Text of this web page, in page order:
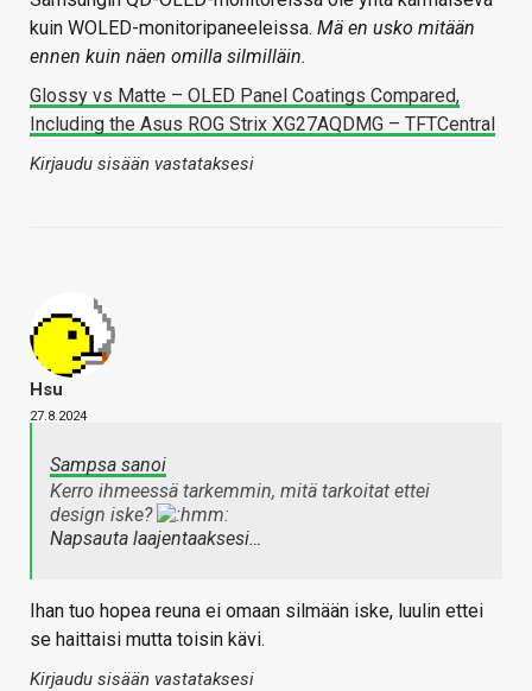
kuin WOLED-monitoripaneeleissa. Mä en usko mitään
ennen kuin näen omilla silmilläin.
Glossy vs Matte – OLED Panel Coatings Compared,
Including the Asus ROG Strix XG27AQDMG – TFTCentral
Kirjaudu sisään vastataksesi
Hsu
27.8.2024
Sampsa sanoi
Kerro ihmeessä tarkemmin, mitä tarkoitat ettei
design iske?
Napsauta laajentaaksesi…
Ihan tuo hopea reuna ei omaan silmään iske, luulin ettei
se haittaisi mutta toisin kävi.
Kirjaudu sisään vastataksesi